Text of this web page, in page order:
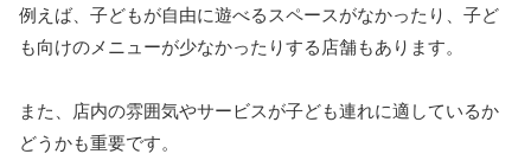
例えば、子どもが自由に遊べるスペースがなかったり、子ど
も向けのメニューが少なかったりする店舗もあります。
また、店内の雰囲気やサービスが子ども連れに適しているか
どうかも重要です。